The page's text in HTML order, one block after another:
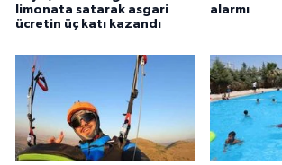
limonata satarak asgari
ücretin üç katı kazandı
alarmı